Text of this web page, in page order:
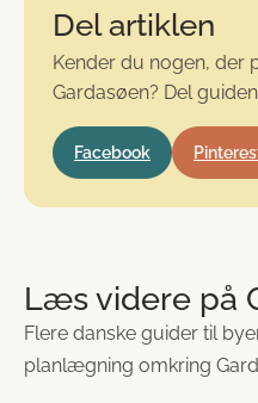
Del artiklen
Kender du nogen, der
Gardasøen? Del guiden
Facebook
Læs videre på
Flere danske guider til
planlægning omkring